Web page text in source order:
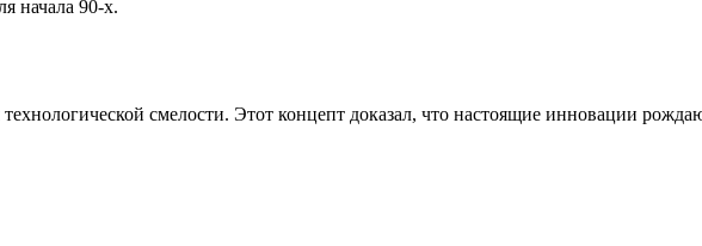
начала 90-х.
смелости. Этот концепт доказал, что настоящие инновации